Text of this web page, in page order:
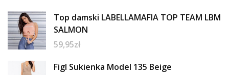
Top damski LABELLAMAFIA TOP TEAM LBM
SALMON
59,95zł
Figl Sukienka Model 135 Beige